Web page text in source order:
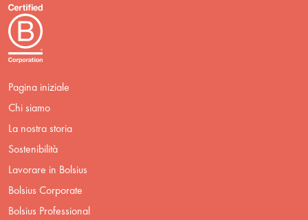
Pagina iniziale
Chi siamo
La nostra storia
Sostenibilità
Lavorare in Bolsius
Bolsius Corporate
Bolsius Professional